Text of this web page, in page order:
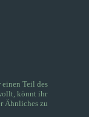
Teil des
könnt ihr
Ähnliches zu